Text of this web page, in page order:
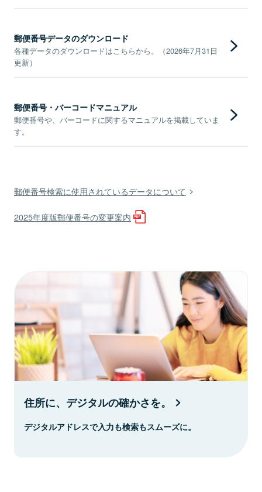
郵便番号データのダウンロード
各種データのダウンロードはこちらから。（2026年7月31日
更新）
郵便番号・バーコードマニュアル
郵便番号や、バーコードに関するマニュアルを掲載していま
す。
郵便番号検索に使用されているデータについて
2025年度版郵便番号の変更案内
住所に、デジタルの確かさを。
デジタルアドレスで入力も検索もスムーズに。